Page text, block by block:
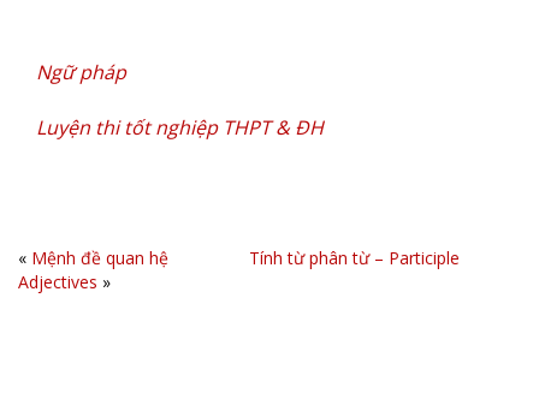
Ngữ pháp
Luyện thi tốt nghiệp THPT & ĐH
« Mệnh đề quan hệ
Tính từ phân từ – Participle
Adjectives »